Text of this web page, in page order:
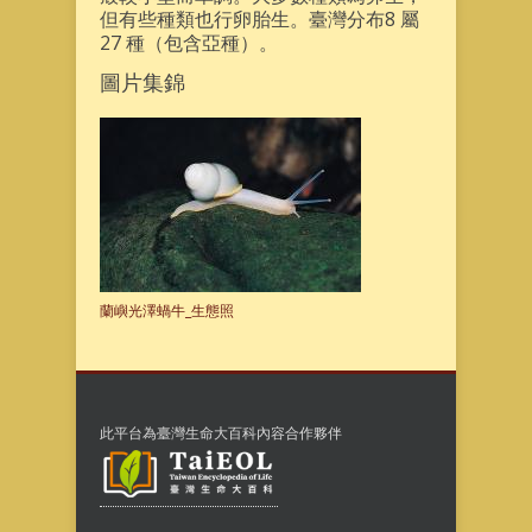
但有些種類也行卵胎生。臺灣分布8 屬
27 種（包含亞種）。
圖片集錦
蘭嶼光澤蝸牛_生態照
此平台為臺灣生命大百科內容合作夥伴